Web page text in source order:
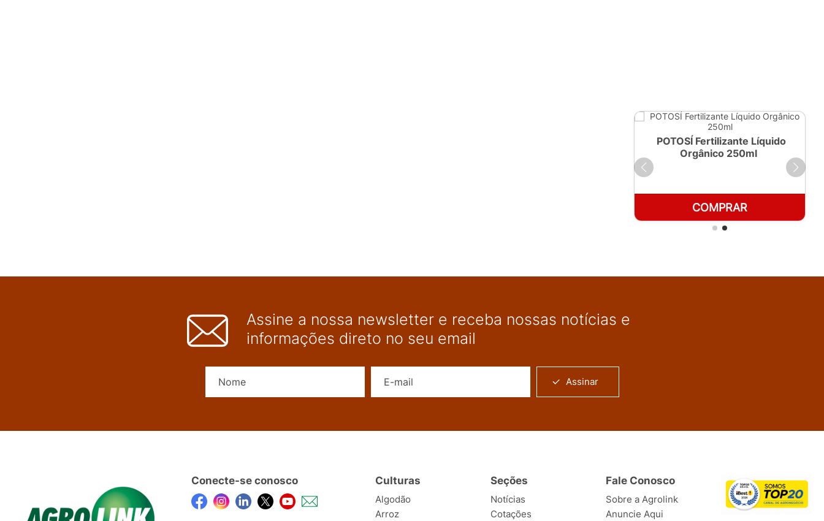
POTOSÍ Fertilizante Líquido
Orgânico 250ml
COMPRAR
Assine a nossa newsletter e receba nossas notícias e
informações direto no seu email
Assinar
Conecte-se conosco Culturas
Algodão
Arroz
Seções
Notícias
Cotações
Fale Conosco
Sobre a Agrolink
Anuncie Aqui